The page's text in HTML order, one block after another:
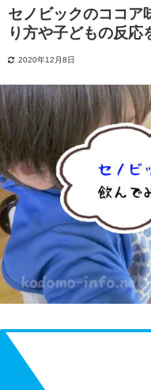
セノビックのココア
り方や子どもの反応
2020年12月8日